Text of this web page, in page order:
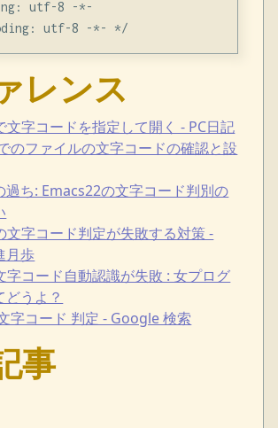
utf-8 -*-
レンス
文字コードを指定して開く - PC日記
のファイルの文字コードの確認と設
過ち: Emacs22の文字コード判別の
文字コード判定が失敗する対策 -
月歩
字コード自動認識が失敗 : 女プログ
どうよ？
字コード 判定 - Google 検索
事